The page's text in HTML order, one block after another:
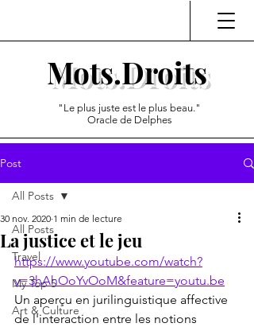
Mots.Droits
"Le plus juste est le plus beau."
Oracle de Delphes
Post
All Posts
Travel
My Top 5
Art & Culture
All Posts
La justice et le jeu
30 nov. 2020 1 min de lecture
https://www.youtube.com/watch?
v=3hAhOoYvOoM&feature=youtu.be
Un aperçu en jurilinguistique affective
de l'interaction entre les notions